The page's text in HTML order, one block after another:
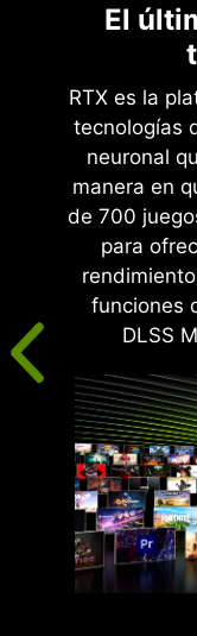
El
RTX es la
tecnologías
neuronal
manera en
de 700
para
funciones
DLSS